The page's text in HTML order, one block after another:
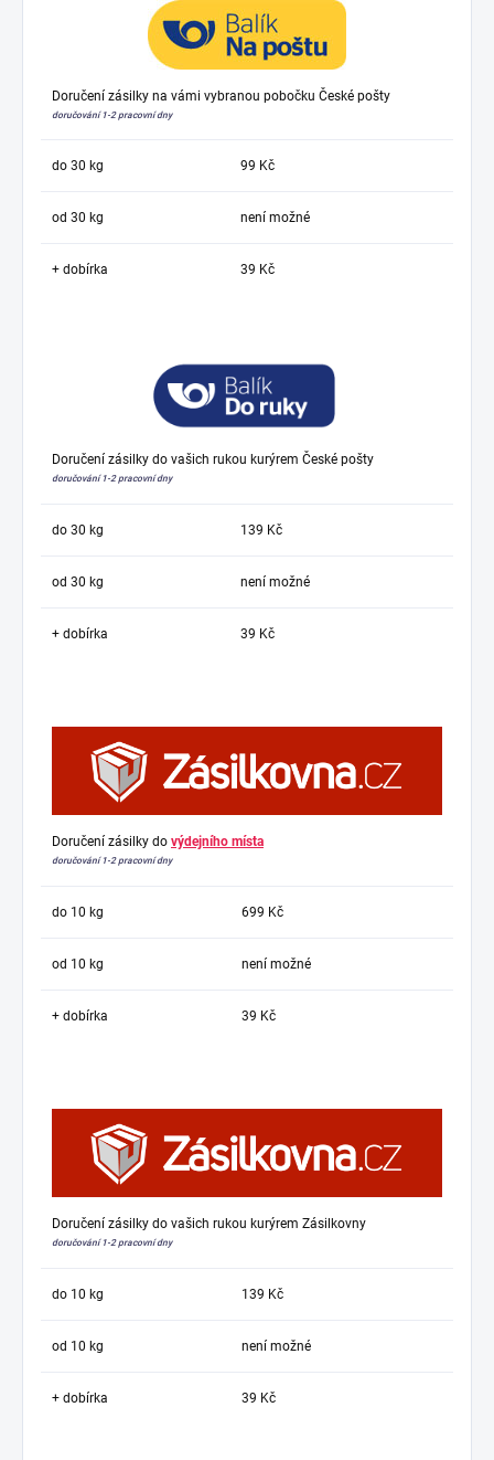
Doručení zásilky na vámi vybranou pobočku České pošty
doručování 1-2 pracovní dny
do 30 kg 99 Kč
od 30 kg není možné
+ dobírka 39 Kč
Doručení zásilky do vašich rukou kurýrem České pošty
doručování 1-2 pracovní dny
do 30 kg 139 Kč
od 30 kg není možné
+ dobírka 39 Kč
Doručení zásilky do výdejního místa
doručování 1-2 pracovní dny
do 10 kg 699 Kč
od 10 kg není možné
+ dobírka 39 Kč
Doručení zásilky do vašich rukou kurýrem Zásilkovny
doručování 1-2 pracovní dny
do 10 kg 139 Kč
od 10 kg není možné
+ dobírka 39 Kč